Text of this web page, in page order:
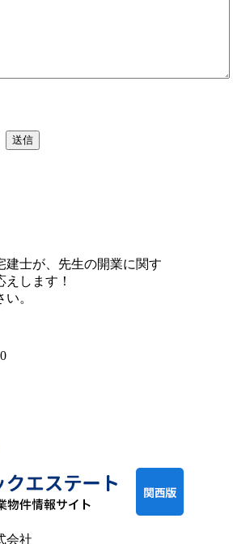
士が、 先生の開業に関す
します！
。
会社